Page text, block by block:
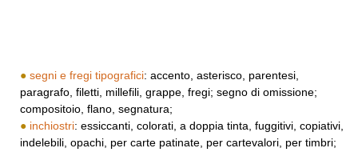
● segni e fregi tipografici: accento, asterisco, parentesi,
paragrafo, filetti, millefili, grappe, fregi; segno di omissione;
compositoio, flano, segnatura;
● inchiostri: essiccanti, colorati, a doppia tinta, fuggitivi, copiativi,
indelebili, opachi, per carte patinate, per cartevalori, per timbri;